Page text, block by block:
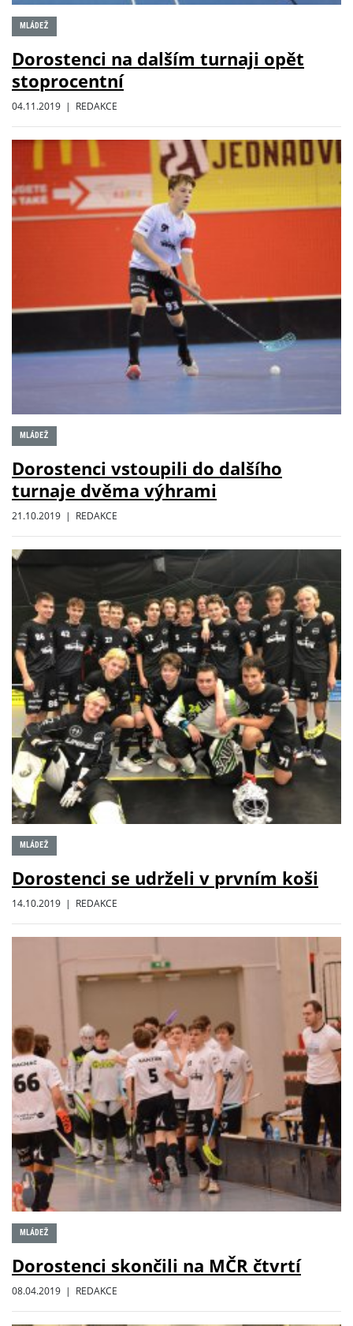
MLÁDEŽ
Dorostenci na dalším turnaji opět
stoprocentní
04.11.2019 | REDAKCE
MLÁDEŽ
Dorostenci vstoupili do dalšího
turnaje dvěma výhrami
21.10.2019 | REDAKCE
MLÁDEŽ
Dorostenci se udrželi v prvním koši
14.10.2019 | REDAKCE
MLÁDEŽ
Dorostenci skončili na MČR čtvrtí
08.04.2019 | REDAKCE